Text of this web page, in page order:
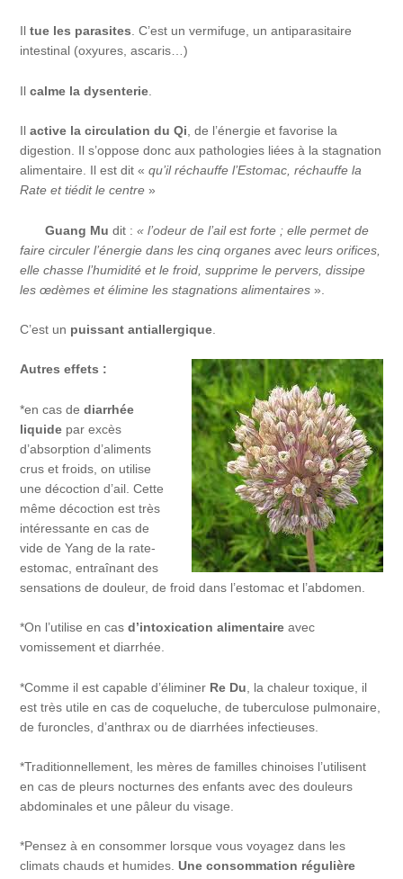
Iltue les parasites. C’est un vermifuge, un antiparasitaire
intestinal (oxyures, ascaris…)
Ilcalme la dysenterie
Ilactive la circulation du Qi, de l’énergie et favorise la
digestion. Il s’oppose donc aux pathologies liées à la stagnation
alimentaire. Il est dit «qu’il réchauffe l’Estomac, réchauffe la
Rate et tiédit le centre »
Guang Mu dit :« l’odeur de l’ail est forte ; elle permet de
faire circuler l’énergie dans les cinq organes avec leurs orifices,
elle chasse l’humidité et le froid, supprime le pervers, dissipe
les œdèmes et élimine les stagnations alimentaires ».
C’est un puissant antiallergique
Autres effets :
*en cas dediarrhée
liquide par excès
d’absorption d’aliments
crus et froids, on utilise
une décoction d’ail. Cette
même décoction est très
intéressante en cas de
vide de Yang de la rate-
estomac, entraînant des
sensations de douleur, de froid dans l’estomac et l’abdomen.
*On l’utilise en casd’intoxication alimentaire avec
vomissement et diarrhée.
*Comme il est capable d’éliminer Re Du , la chaleur toxique, il
est très utile en cas de coqueluche, de tuberculose pulmonaire,
de furoncles, d’anthrax ou de diarrhées infectieuses.
*Traditionnellement, les mères de familles chinoises l’utilisent
en cas de pleurs nocturnes des enfants avec des douleurs
abdominales et une pâleur du visage.
*Pensez à en consommer lorsque vous voyagez dans les
climats chauds et humides.Une consommation régulière